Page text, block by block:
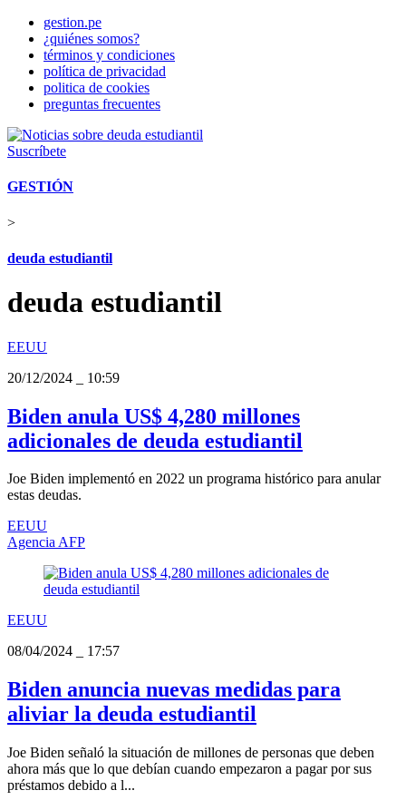
gestion.pe
¿quiénes somos?
términos y condiciones
política de privacidad
politica de cookies
preguntas frecuentes
Suscríbete
GESTIÓN
>
deuda estudiantil
deuda estudiantil
EEUU
20/12/2024
10:59
Biden anula US$ 4,280 millones
adicionales de deuda estudiantil
Joe Biden implementó en 2022 un programa histórico para anular
estas deudas.
EEUU
Agencia AFP
EEUU
08/04/2024
17:57
Biden anuncia nuevas medidas para
aliviar la deuda estudiantil
Joe Biden señaló la situación de millones de personas que deben
ahora más que lo que debían cuando empezaron a pagar por sus
préstamos debido a l...